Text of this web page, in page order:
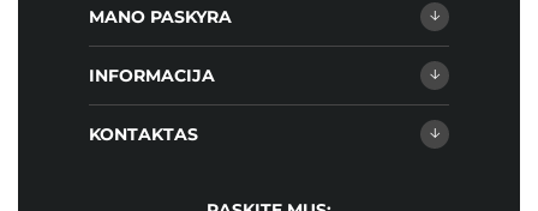
MANO PASKYRA
INFORMACIJA
KONTAKTAS